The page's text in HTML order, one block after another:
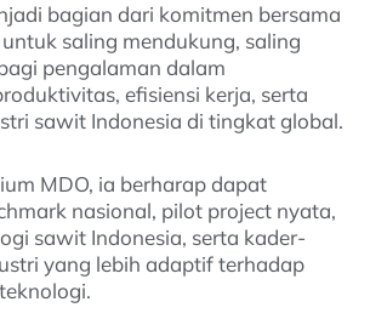
bagian dari komitmen bersama
saling mendukung, saling
pengalaman dalam
efisiensi kerja, serta
sawit Indonesia di tingkat global.
MDO, ia berharap dapat
nasional, pilot project nyata,
sawit Indonesia, serta kader-
yang lebih adaptif terhadap